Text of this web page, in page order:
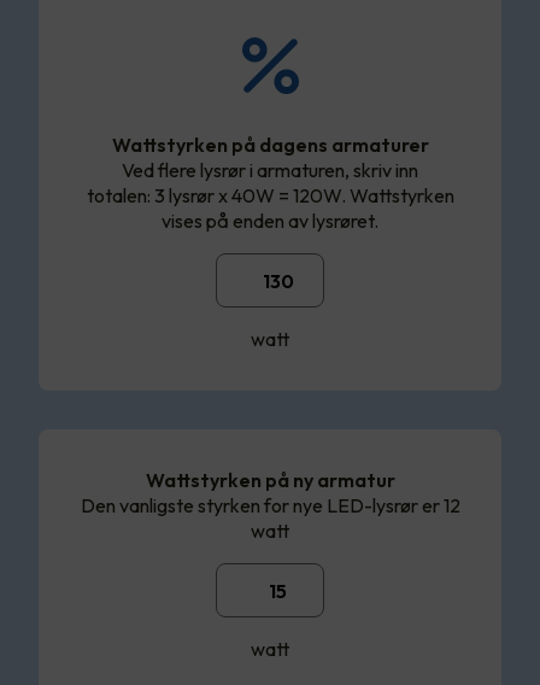
Wattstyrken på dagens armaturer
Ved flere lysrør i armaturen, skriv inn
totalen: 3 lysrør x 40W = 120W. Wattstyrken
vises på enden av lysrøret.
watt
Wattstyrken på ny armatur
Den vanligste styrken for nye LED-lysrør er 12
watt
watt